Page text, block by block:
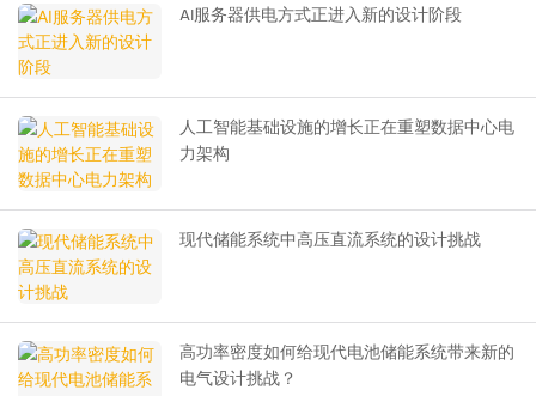
AI服务器供电方式正进入新的设计阶段
人工智能基础设施的增长正在重塑数据中心电
力架构
现代储能系统中高压直流系统的设计挑战
高功率密度如何给现代电池储能系统带来新的
电气设计挑战？